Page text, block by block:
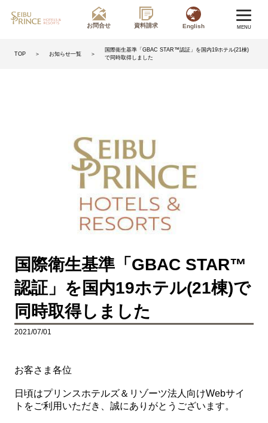
お問合せ 資料請求 English MENU
TOP ＞ お知らせ一覧 ＞
国際衛生基準「GBAC STAR™認証」を国内19ホテル(21棟)
で同時取得しました
国際衛生基準「GBAC STAR™
認証」を国内19ホテル(21棟)で
同時取得しました
2021/07/01
お客さま各位
日頃はプリンスホテルズ＆リゾーツ法人向けWebサイ
トをご利用いただき、誠にありがとうございます。